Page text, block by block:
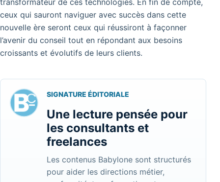
transformateur de ces technologies. En fin de compte,
ceux qui sauront naviguer avec succès dans cette
nouvelle ère seront ceux qui réussiront à façonner
l’avenir du conseil tout en répondant aux besoins
croissants et évolutifs de leurs clients.
SIGNATURE ÉDITORIALE
Une lecture pensée pour
les consultants et
freelances
Les contenus Babylone sont structurés
pour aider les directions métier,